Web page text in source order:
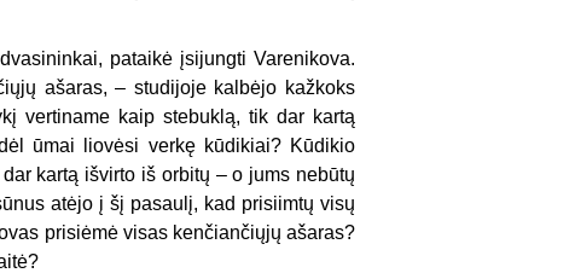
pataikė įsijungti Varenikova.
ašaras, – studijoje kalbėjo kažkoks
vertiname kaip stebuklą, tik dar kartą
ūmai liovėsi verkę kūdikiai? Kūdikio
kartą išvirto iš orbitų – o jums nebūtų
atėjo į šį pasaulį, kad prisiimtų visų
prisiėmė visas kenčiančiųjų ašaras?